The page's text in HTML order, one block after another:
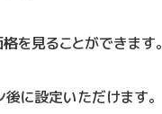
を見ることができます。
に設定いただけます。